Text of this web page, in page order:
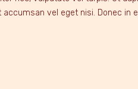
vel eget nisi. Donec